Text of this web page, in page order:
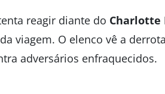
reagir diante do Charlotte
viagem. O elenco vê a
adversários enfraquecidos.